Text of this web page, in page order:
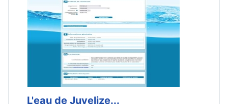
L'eau de Juvelize...